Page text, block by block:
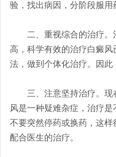
验，找出病因，分阶段服用
二、重视综合的治疗。治
高，科学有效的治疗白癜
法，做到个体化治疗。因此
三、注意坚持治疗。现在
风是一种疑难杂症，治疗
不要突然停药或换药，这
配合医生的治疗。